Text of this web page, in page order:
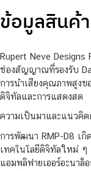
ข้อมูลสินค้า
Rupert Neve Designs
ช่องสัญญาณที่รองรับ
การนำเสียงคุณภาพสูง
ดิจิทัลและการแสดงสด
ความเป็นมาและแนวคิ
การพัฒนา RMP-D8 เกิ
เทคโนโลยีดิจิทัลใหม่ ๆ
แอมพลิฟายเออร์อะนาล็